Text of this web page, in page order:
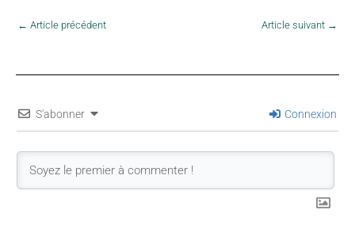
← Article précédent Article suivant →
S'abonner Connexion